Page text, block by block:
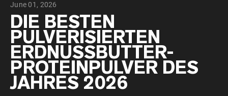
June 01, 2026
DIE BESTEN
PULVERISIERTEN
ERDNUSSBUTTER-
PROTEINPULVER DES
JAHRES 2026